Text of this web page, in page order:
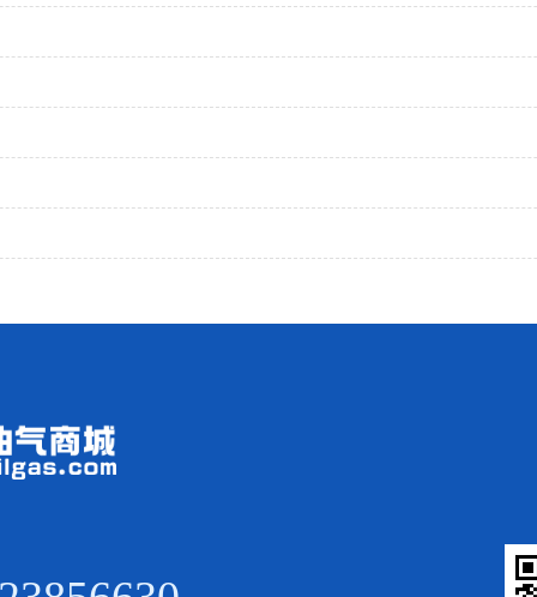
施维护
招标公告
务
监测技术服务
电、储能及合建项目可研、设计框架服务项目招标
标公告
务-招标公告
标项目
架采购